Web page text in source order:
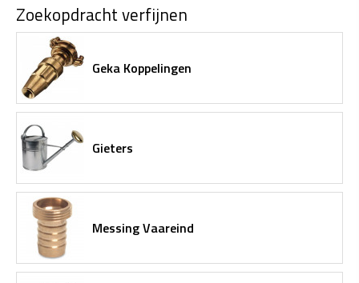
Zoekopdracht verfijnen
Geka Koppelingen
Gieters
Messing Vaareind